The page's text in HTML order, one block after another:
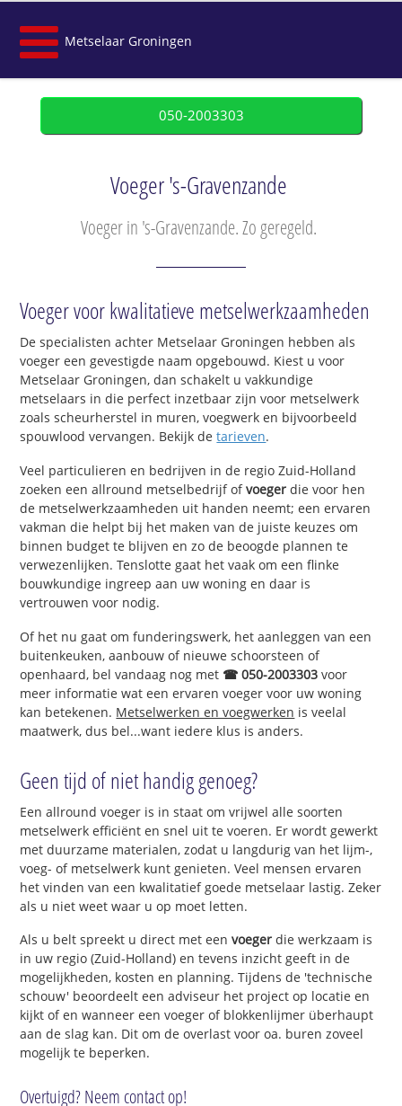
Metselaar Groningen
050-2003303
Voeger 's-Gravenzande
Voeger in 's-Gravenzande. Zo geregeld.
Voeger voor kwalitatieve metselwerkzaamheden
De specialisten achter Metselaar Groningen hebben als
voeger een gevestigde naam opgebouwd. Kiest u voor
Metselaar Groningen, dan schakelt u vakkundige
metselaars in die perfect inzetbaar zijn voor metselwerk
zoals scheurherstel in muren, voegwerk en bijvoorbeeld
spouwlood vervangen. Bekijk detarieven.
Veel particulieren en bedrijven in de regio Zuid-Holland
zoeken een allround metselbedrijf ofvoeger die voor hen
de metselwerkzaamheden uit handen neemt; een ervaren
vakman die helpt bij het maken van de juiste keuzes om
binnen budget te blijven en zo de beoogde plannen te
verwezenlijken. Tenslotte gaat het vaak om een flinke
bouwkundige ingreep aan uw woning en daar is
vertrouwen voor nodig.
Of het nu gaat om funderingswerk, het aanleggen van een
buitenkeuken, aanbouw of nieuwe schoorsteen of
openhaard, bel vandaag nog met ☎ 050-2003303 voor
meer informatie wat een ervaren voeger voor uw woning
kan betekenen. Metselwerken en voegwerken is veelal
maatwerk, dus bel...want iedere klus is anders.
Geen tijd of niet handig genoeg?
Een allround voeger is in staat om vrijwel alle soorten
metselwerk efficiënt en snel uit te voeren. Er wordt gewerkt
met duurzame materialen, zodat u langdurig van het lijm-,
voeg- of metselwerk kunt genieten. Veel mensen ervaren
het vinden van een kwalitatief goede metselaar lastig. Zeker
als u niet weet waar u op moet letten.
Als u belt spreekt u direct met eenvoeger die werkzaam is
in uw regio (Zuid-Holland) en tevens inzicht geeft in de
mogelijkheden, kosten en planning. Tijdens de 'technische
schouw' beoordeelt een adviseur het project op locatie en
kijkt of en wanneer een voeger of blokkenlijmer überhaupt
aan de slag kan. Dit om de overlast voor oa. buren zoveel
mogelijk te beperken.
Overtuigd? Neem contact op!